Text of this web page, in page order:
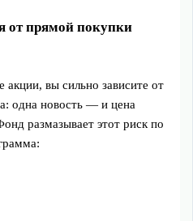
от прямой покупки
акции, вы сильно зависите от
одна новость — и цена
размазывает этот риск по